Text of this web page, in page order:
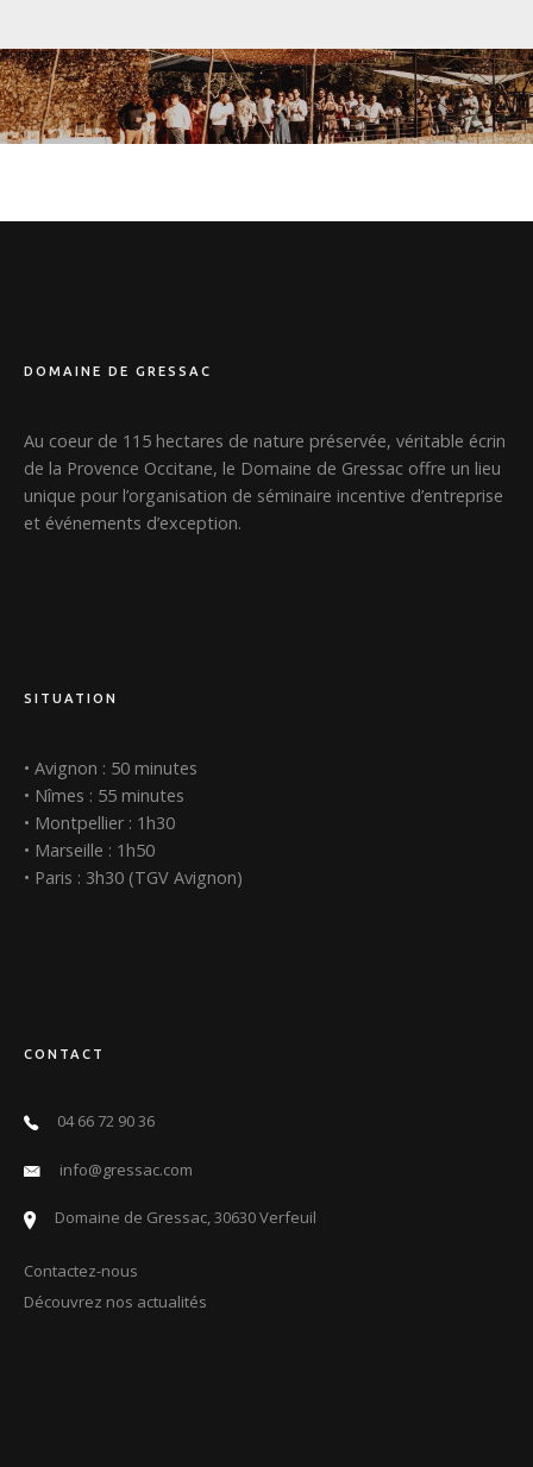
DOMAINE DE GRESSAC
Au coeur de 115 hectares de nature préservée, véritable écrin
de la Provence Occitane, le Domaine de Gressac offre un lieu
unique pour l’organisation de séminaire incentive d’entreprise
et événements d’exception.
SITUATION
• Avignon : 50 minutes
• Nîmes : 55 minutes
• Montpellier : 1h30
• Marseille : 1h50
• Paris : 3h30 (TGV Avignon)
CONTACT
04 66 72 90 36
info@gressac.com
Domaine de Gressac, 30630 Verfeuil
Contactez-nous
Découvrez nos actualités